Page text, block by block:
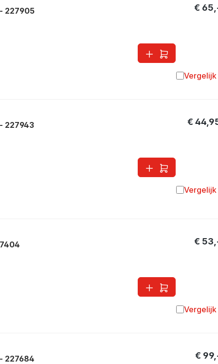
227905 €
Vergelijk
227943 €
Vergelijk
€
Vergelijk
227684 €